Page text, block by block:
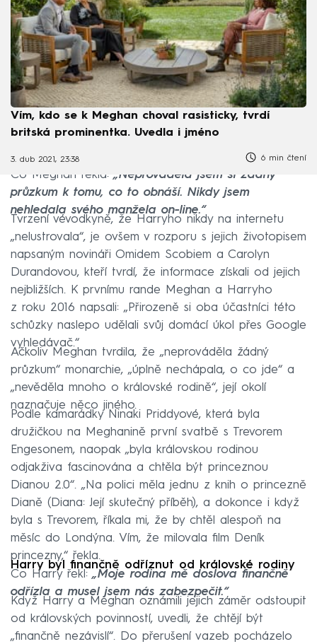
Vím, kdo se k Meghan choval rasisticky, tvrdí
britská prominentka. Uvedla i jméno
3. dub 2021, 23:38 6 min čtení
Co Meghan řekla:„Neprováděla jsem si žádný
průzkum k tomu, co to obnáší. Nikdy jsem
nehledala svého manžela on-line.“
Tvrzení vévodkyně, že Harryho nikdy na internetu
„nelustrovala“, je ovšem v rozporu s jejich životopisem
napsaným novináři Omidem Scobiem a Carolyn
Durandovou, kteří tvrdí, že informace získali od jejich
nejbližších. K prvnímu rande Meghan a Harryho
z roku 2016 napsali: „Přirozeně si oba účastníci této
schůzky naslepo udělali svůj domácí úkol přes Google
vyhledávač.“
Ačkoliv Meghan tvrdila, že „neprováděla žádný
průzkum“ monarchie, „úplně nechápala, o co jde“ a
„nevěděla mnoho o královské rodině“, její okolí
naznačuje něco jiného.
Podle kamarádky Ninaki Priddyové, která byla
družičkou na Meghanině první svatbě s Trevorem
Engesonem, naopak „byla královskou rodinou
odjakživa fascinována a chtěla být princeznou
Dianou 2.0“. „Na polici měla jednu z knih o princezně
Dianě (Diana: Její skutečný příběh), a dokonce i když
byla s Trevorem, říkala mi, že by chtěl alespoň na
měsíc do Londýna. Vím, že milovala film Deník
princezny,“ řekla.
Harry byl finančně odříznut od královské rodiny
Co Harry řekl:„Moje rodina mě doslova finančně
odřízla a musel jsem nás zabezpečit.“
Když Harry a Meghan oznámili jejich záměr odstoupit
od královských povinností, uvedli, že chtějí být
„finančně nezávislí“. Do přerušení vazeb pocházelo